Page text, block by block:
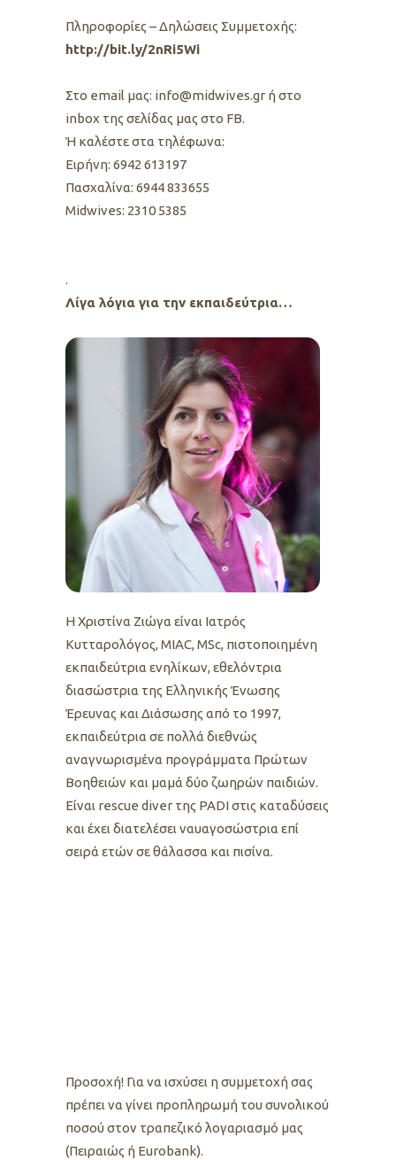
Πληροφορίες – Δηλώσεις Συμμετοχής:
http://bit.ly/2nRi5Wi
Στο email μας: info@midwives.gr ή στο
inbox της σελίδας μας στο FB.
Ή καλέστε στα τηλέφωνα:
Ειρήνη: 6942 613197
Πασχαλίνα: 6944 833655
Midwives: 2310 5385
.
Λίγα λόγια για την εκπαιδεύτρια…
Η Χριστίνα Ζιώγα είναι Iατρός
Κυτταρολόγος, MIAC, MSc, πιστοποιημένη
εκπαιδεύτρια ενηλίκων, εθελόντρια
διασώστρια της Ελληνικής Ένωσης
Έρευνας και Διάσωσης από το 1997,
εκπαιδεύτρια σε πολλά διεθνώς
αναγνωρισμένα προγράμματα Πρώτων
Βοηθειών και μαμά δύο ζωηρών παιδιών.
Είναι rescue diver της PADI στις καταδύσεις
και έχει διατελέσει ναυαγοσώστρια επί
σειρά ετών σε θάλασσα και πισίνα.
Προσοχή! Για να ισχύσει η συμμετοχή σας
πρέπει να γίνει προπληρωμή του συνολικού
ποσού στον τραπεζικό λογαριασμό μας
(Πειραιώς ή Eurobank).